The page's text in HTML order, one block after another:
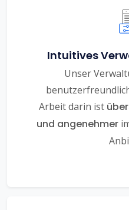
Intuitives
Unser
Arbeit darin ist
und angenehmer